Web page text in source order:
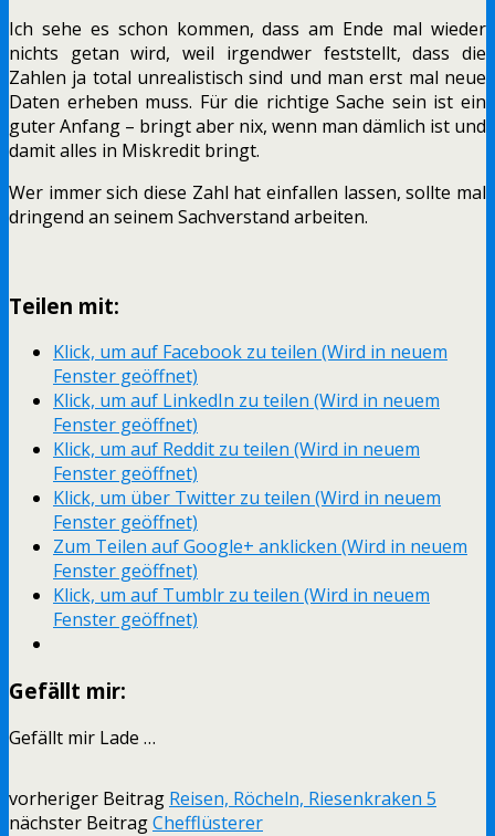
Ich sehe es schon kommen, dass am Ende mal wieder
nichts getan wird, weil irgendwer feststellt, dass die
Zahlen ja total unrealistisch sind und man erst mal neue
Daten erheben muss. Für die richtige Sache sein ist ein
guter Anfang – bringt aber nix, wenn man dämlich ist und
damit alles in Miskredit bringt.
Wer immer sich diese Zahl hat einfallen lassen, sollte mal
dringend an seinem Sachverstand arbeiten.
Teilen mit:
Klick, um auf Facebook zu teilen (Wird in neuem
Fenster geöffnet)
Klick, um auf LinkedIn zu teilen (Wird in neuem
Fenster geöffnet)
Klick, um auf Reddit zu teilen (Wird in neuem
Fenster geöffnet)
Klick, um über Twitter zu teilen (Wird in neuem
Fenster geöffnet)
Zum Teilen auf Google+ anklicken (Wird in neuem
Fenster geöffnet)
Klick, um auf Tumblr zu teilen (Wird in neuem
Fenster geöffnet)
Gefällt mir:
Gefällt mir Lade …
vorheriger Beitrag Reisen, Röcheln, Riesenkraken 5
nächster BeitragChefflüsterer